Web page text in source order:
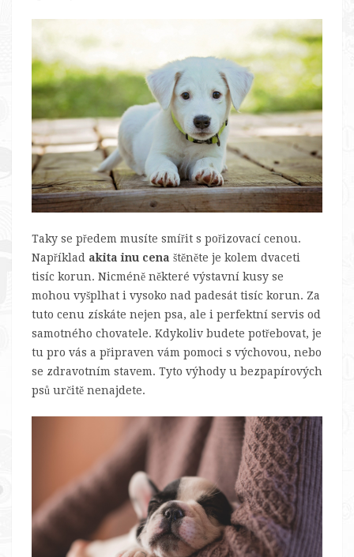
Taky se předem musíte smířit s pořizovací cenou.
Například akita inu cena štěněte je kolem dvaceti
tisíc korun. Nicméně některé výstavní kusy se
mohou vyšplhat i vysoko nad padesát tisíc korun. Za
tuto cenu získáte nejen psa, ale i perfektní servis od
samotného chovatele. Kdykoliv budete potřebovat, je
tu pro vás a připraven vám pomoci s výchovou, nebo
se zdravotním stavem. Tyto výhody u bezpapírových
psů určitě nenajdete.